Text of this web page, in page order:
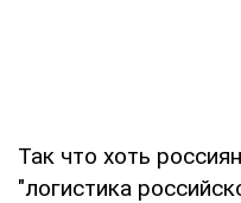
Так что хоть
"логистика